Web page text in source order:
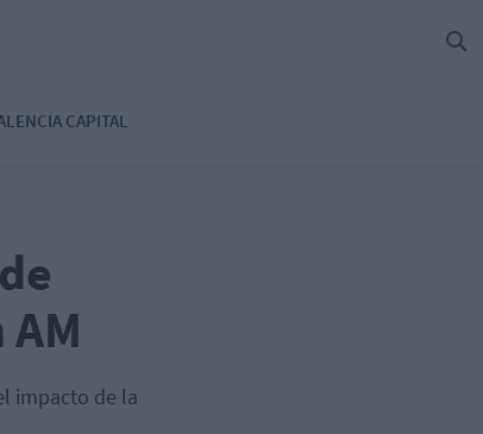
CAPITAL
impacto de la